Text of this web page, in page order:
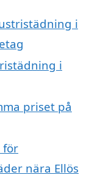
i
i
priset på
för
nära Ellös